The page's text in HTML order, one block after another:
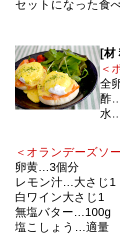
セットになった食
[材
＜
全
酢
水
＜オランデーズソ
卵黄…3個分
レモン汁…大さじ1
白ワイン大さじ1
無塩バター…100g
塩こしょう…適量